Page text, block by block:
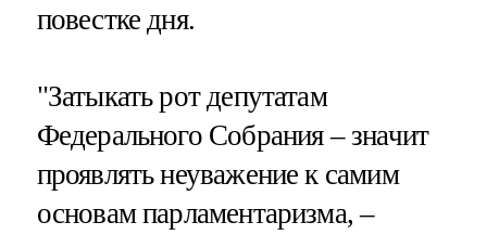
повестке дня.
"Затыкать рот депутатам
Федерального Собрания – значит
проявлять неуважение к самим
основам парламентаризма, –